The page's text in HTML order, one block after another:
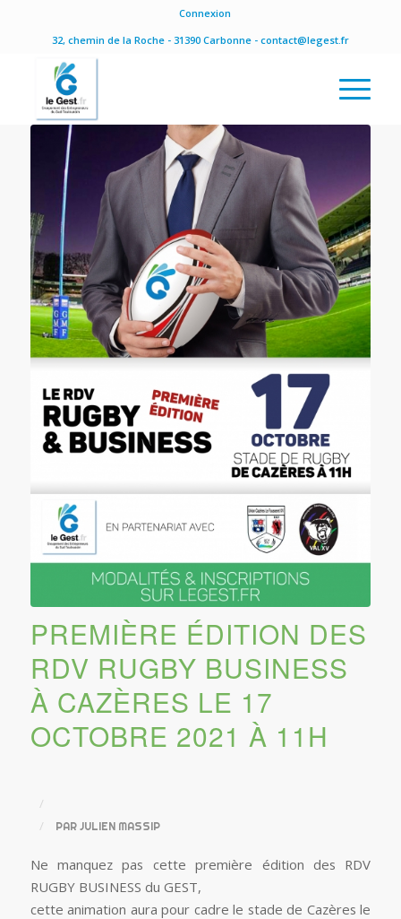
Connexion
32, chemin de la Roche - 31390 Carbonne - contact@legest.fr
PREMIÈRE ÉDITION DES
RDV RUGBY BUSINESS
À CAZÈRES LE 17
OCTOBRE 2021 À 11H
/
/
PAR JULIEN MASSIP
Ne manquez pas cette première édition des RDV
RUGBY BUSINESS du GEST,
cette animation aura pour cadre le stade de Cazères le